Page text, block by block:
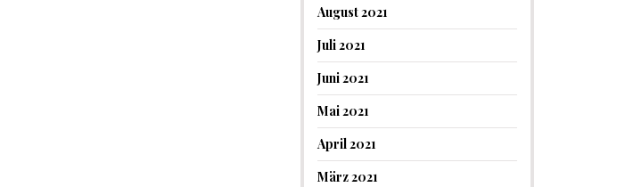
August 2021
Juli 2021
Juni 2021
Mai 2021
April 2021
März 2021